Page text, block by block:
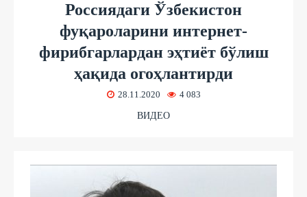
Россиядаги Ўзбекистон
фуқароларини интернет-
фирибгарлардан эҳтиёт бўлиш
ҳақида огоҳлантирди
28.11.2020 4 083
ВИДЕО